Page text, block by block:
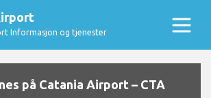
Informasjon og tjenester
på Catania Airport – CTA